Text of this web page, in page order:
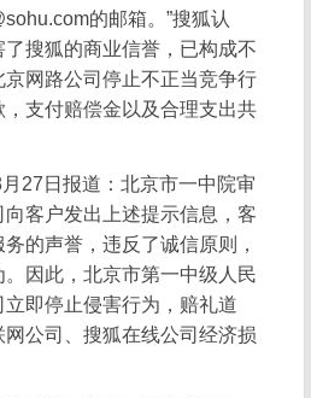
的邮箱。”搜狐认
搜狐的商业信誉，已构成不
网路公司停止不正当竞争行
支付赔偿金以及合理支出共
27日报道：北京市一中院审
客户发出上述提示信息，客
的声誉，违反了诚信原则，
因此，北京市第一中级人民
即停止侵害行为，赔礼道
公司、搜狐在线公司经济损